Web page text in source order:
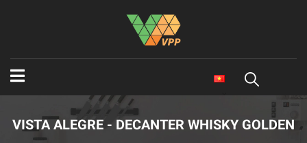
VISTA ALEGRE - DECANTER WHISKY GOLDEN